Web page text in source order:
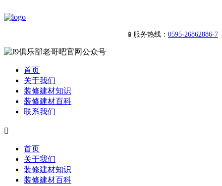
📱服务热线： 0595-26862886-7
首页
关于我们
装修建材知识
装修建材百科
联系我们

首页
关于我们
装修建材知识
装修建材百科